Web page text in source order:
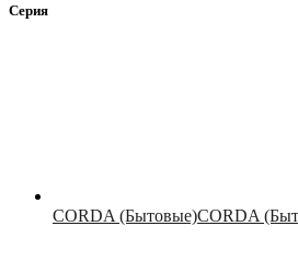
Серия
CORDA (Бытовые)CORDA